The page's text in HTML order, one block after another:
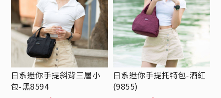
日系迷你手提斜背三層小
包-黑8594
日系迷你手提托特包-酒紅
(9855)